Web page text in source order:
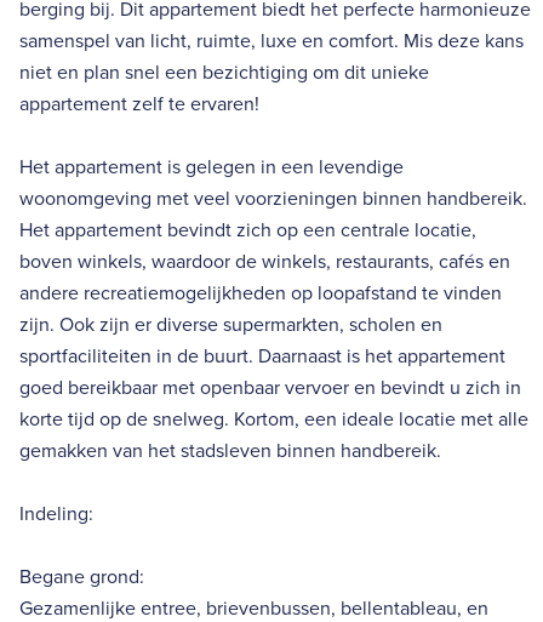
berging bij. Dit appartement biedt het perfecte harmonieuze
samenspel van licht, ruimte, luxe en comfort. Mis deze kans
niet en plan snel een bezichtiging om dit unieke
appartement zelf te ervaren!
Het appartement is gelegen in een levendige
woonomgeving met veel voorzieningen binnen handbereik.
Het appartement bevindt zich op een centrale locatie,
boven winkels, waardoor de winkels, restaurants, cafés en
andere recreatiemogelijkheden op loopafstand te vinden
zijn. Ook zijn er diverse supermarkten, scholen en
sportfaciliteiten in de buurt. Daarnaast is het appartement
goed bereikbaar met openbaar vervoer en bevindt u zich in
korte tijd op de snelweg. Kortom, een ideale locatie met alle
gemakken van het stadsleven binnen handbereik.
Indeling:
Begane grond:
Gezamenlijke entree, brievenbussen, bellentableau, en